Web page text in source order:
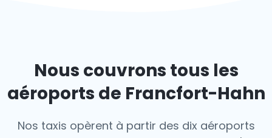
Nous couvrons tous les
aéroports de Francfort-Hahn
Nos taxis opèrent à partir des dix aéroports